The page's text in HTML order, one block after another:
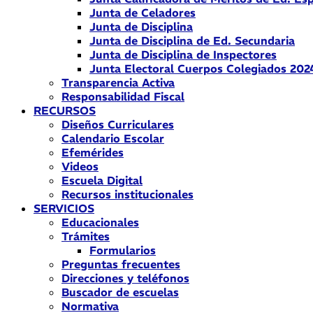
Junta de Celadores
Junta de Disciplina
Junta de Disciplina de Ed. Secundaria
Junta de Disciplina de Inspectores
Junta Electoral Cuerpos Colegiados
Transparencia Activa
Responsabilidad Fiscal
RECURSOS
Diseños Curriculares
Calendario Escolar
Efemérides
Videos
Escuela Digital
Recursos institucionales
SERVICIOS
Educacionales
Trámites
Formularios
Preguntas frecuentes
Direcciones y teléfonos
Buscador de escuelas
Normativa